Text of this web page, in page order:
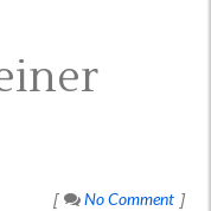
No Comment